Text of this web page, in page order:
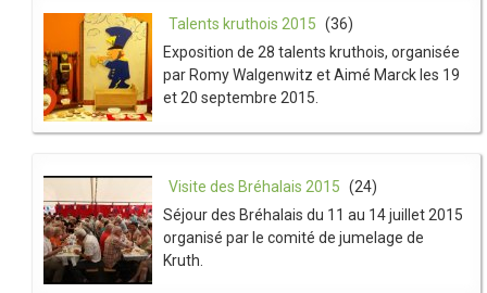
Talents kruthois 2015 (36)
Exposition de 28 talents kruthois, organisée
par Romy Walgenwitz et Aimé Marck les 19
et 20 septembre 2015.
Visite des Bréhalais 2015 (24)
Séjour des Bréhalais du 11 au 14 juillet 2015
organisé par le comité de jumelage de
Kruth.